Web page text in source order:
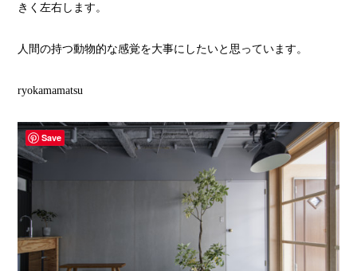
きく左右します。
人間の持つ動物的な感覚を大事にしたいと思っています。
ryokamamatsu
Save